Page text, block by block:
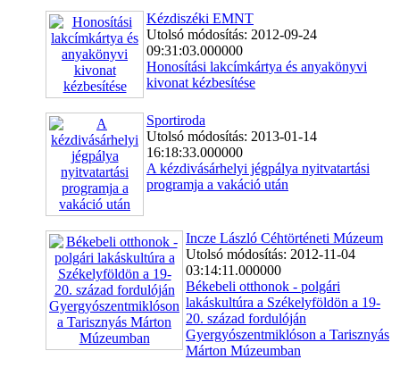
Kézdiszéki EMNT
Utolsó módosítás: 2012-09-24
09:31:03.000000
Honosítási lakcímkártya és anyakönyvi
kivonat kézbesítése
Sportiroda
Utolsó módosítás: 2013-01-14
16:18:33.000000
A kézdivásárhelyi jégpálya nyitvatartási
programja a vakáció után
Incze László Céhtörténeti Múzeum
Utolsó módosítás: 2012-11-04
03:14:11.000000
Békebeli otthonok - polgári
lakáskultúra a Székelyföldön a 19-
20. század fordulóján
Gyergyószentmiklóson a Tarisznyás
Márton Múzeumban